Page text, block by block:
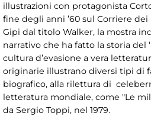
illustrazioni con protagonista
fine degli anni ’60 sul Corriere
Gipi dal titolo Walker, la mostra
narrativo che ha fatto la storia del
cultura d’evasione a vera
originarie illustrano diversi tipi di
biografico, alla rilettura di
letteratura mondiale, come "Le
da Sergio Toppi, nel 1979.